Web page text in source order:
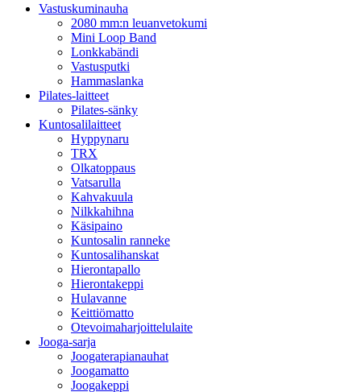
Vastuskuminauha
2080 mm:n leuanvetokumi
Mini Loop Band
Lonkkabändi
Vastusputki
Hammaslanka
Pilates-laitteet
Pilates-sänky
Kuntosalilaitteet
Hyppynaru
TRX
Olkatoppaus
Vatsarulla
Kahvakuula
Nilkkahihna
Käsipaino
Kuntosalin ranneke
Kuntosalihanskat
Hierontapallo
Hierontakeppi
Hulavanne
Keittiömatto
Otevoimaharjoittelulaite
Jooga-sarja
Joogaterapianauhat
Joogamatto
Joogakeppi